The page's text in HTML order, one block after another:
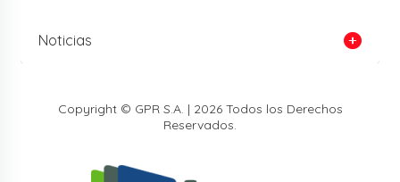
Noticias
Copyright © GPR S.A. | 2026 Todos los Derechos
Reservados.